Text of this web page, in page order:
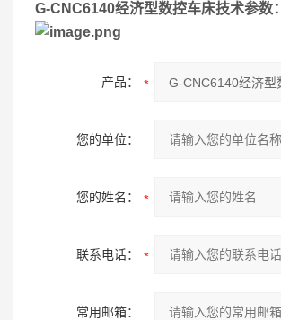
G-CNC6140经济型数控车床技术参数：
产品：
您的单位：
您的姓名：
联系电话：
常用邮箱：